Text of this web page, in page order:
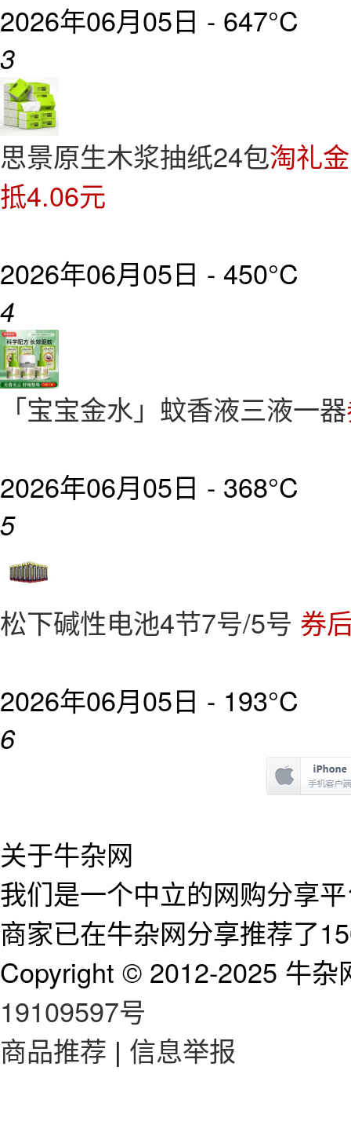
2026年06月05日 - 647°C
3
思景原生木浆抽纸24包淘礼
抵4.06元
2026年06月05日 - 450°C
4
「宝宝金水」蚊香液三液一器
2026年06月05日 - 368°C
5
松下碱性电池4节7号/5号 券
2026年06月05日 - 193°C
6
关于牛杂网
我们是一个中立的网购分享
商家已在牛杂网分享推荐了
Copyright © 2012-2025 牛
19109597号
商品推荐 | 信息举报